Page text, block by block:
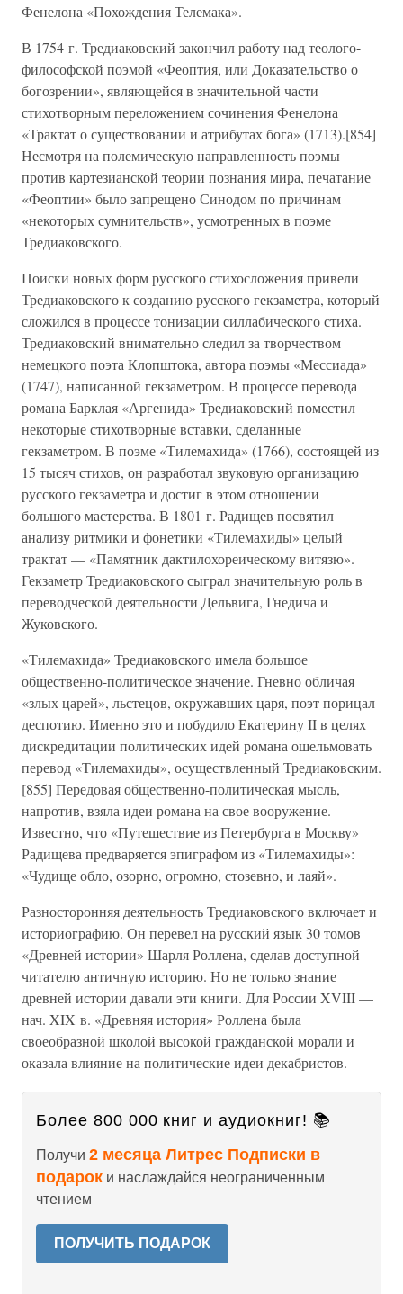
Фенелона «Похождения Телемака».
В 1754 г. Тредиаковский закончил работу над теолого-
философской поэмой «Феоптия, или Доказательство о
богозрении», являющейся в значительной части
стихотворным переложением сочинения Фенелона
«Трактат о существовании и атрибутах бога» (1713).[854]
Несмотря на полемическую направленность поэмы
против картезианской теории познания мира, печатание
«Феоптии» было запрещено Синодом по причинам
«некоторых сумнительств», усмотренных в поэме
Тредиаковского.
Поиски новых форм русского стихосложения привели
Тредиаковского к созданию русского гекзаметра, который
сложился в процессе тонизации силлабического стиха.
Тредиаковский внимательно следил за творчеством
немецкого поэта Клопштока, автора поэмы «Мессиада»
(1747), написанной гекзаметром. В процессе перевода
романа Барклая «Аргенида» Тредиаковский поместил
некоторые стихотворные вставки, сделанные
гекзаметром. В поэме «Тилемахида» (1766), состоящей из
15 тысяч стихов, он разработал звуковую организацию
русского гекзаметра и достиг в этом отношении
большого мастерства. В 1801 г. Радищев посвятил
анализу ритмики и фонетики «Тилемахиды» целый
трактат — «Памятник дактилохореическому витязю».
Гекзаметр Тредиаковского сыграл значительную роль в
переводческой деятельности Дельвига, Гнедича и
Жуковского.
«Тилемахида» Тредиаковского имела большое
общественно-политическое значение. Гневно обличая
«злых царей», льстецов, окружавших царя, поэт порицал
деспотию. Именно это и побудило Екатерину II в целях
дискредитации политических идей романа ошельмовать
перевод «Тилемахиды», осуществленный Тредиаковским.
[855] Передовая общественно-политическая мысль,
напротив, взяла идеи романа на свое вооружение.
Известно, что «Путешествие из Петербурга в Москву»
Радищева предваряется эпиграфом из «Тилемахиды»:
«Чудище обло, озорно, огромно, стозевно, и лаяй».
Разносторонняя деятельность Тредиаковского включает и
историографию. Он перевел на русский язык 30 томов
«Древней истории» Шарля Роллена, сделав доступной
читателю античную историю. Но не только знание
древней истории давали эти книги. Для России XVIII —
нач. XIX в. «Древняя история» Роллена была
своеобразной школой высокой гражданской морали и
оказала влияние на политические идеи декабристов.
Более 800 000 книг и аудиокниг! 📚
Получи 2 месяца Литрес Подписки в
подарок и наслаждайся неограниченным
чтением
ПОЛУЧИТЬ ПОДАРОК